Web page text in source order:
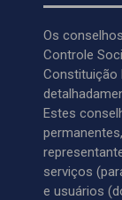
Os
Controle
Constituição
Estes
serviços
e usuários